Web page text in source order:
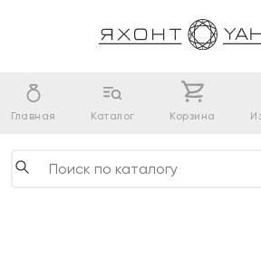
Главная Каталог Корзина